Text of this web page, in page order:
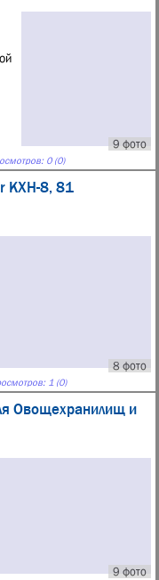
9 фото
0 (0)
КХН-8, 81
8 фото
1 (0)
Овощехранилищ и
9 фото